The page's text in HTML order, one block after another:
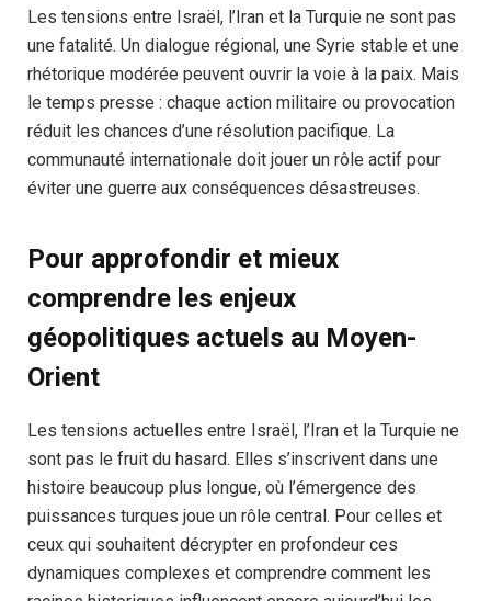
Les tensions entre Israël, l’Iran et la Turquie ne sont pas
une fatalité. Un dialogue régional, une Syrie stable et une
rhétorique modérée peuvent ouvrir la voie à la paix. Mais
le temps presse : chaque action militaire ou provocation
réduit les chances d’une résolution pacifique. La
communauté internationale doit jouer un rôle actif pour
éviter une guerre aux conséquences désastreuses.
Pour approfondir et mieux
comprendre les enjeux
géopolitiques actuels au Moyen-
Orient
Les tensions actuelles entre Israël, l’Iran et la Turquie ne
sont pas le fruit du hasard. Elles s’inscrivent dans une
histoire beaucoup plus longue, où l’émergence des
puissances turques joue un rôle central. Pour celles et
ceux qui souhaitent décrypter en profondeur ces
dynamiques complexes et comprendre comment les